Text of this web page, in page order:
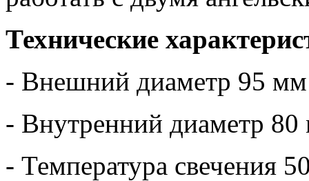
Технические
- Внешний диаметр 95 мм
- Внутренний диаметр
- Температура свечения